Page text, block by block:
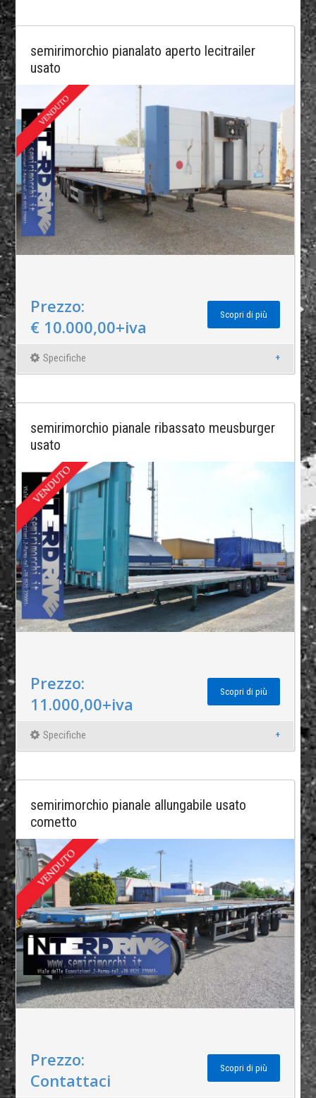
semirimorchio pianalato aperto lecitrailer
usato
Prezzo:
€ 10.000,00+iva
Scopri di più
Specifiche
semirimorchio pianale ribassato meusburger
usato
Prezzo:
11.000,00+iva
Scopri di più
Specifiche
semirimorchio pianale allungabile usato
cometto
Prezzo:
Contattaci
Scopri di più